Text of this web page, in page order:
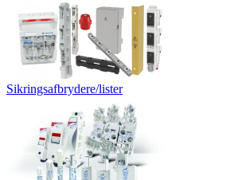
Sikringsafbrydere/lister